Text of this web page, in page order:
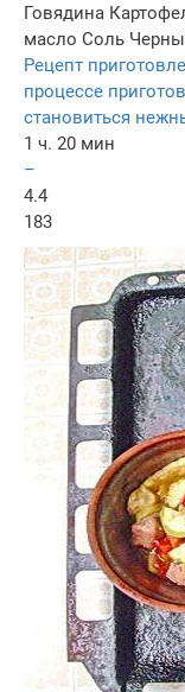
Говядина
масло Соль
Рецепт
процессе
становиться
1 ч. 20 мин
–
4.4
183